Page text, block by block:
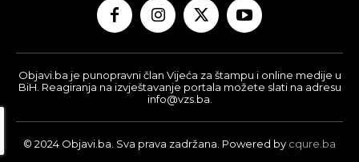
Objavi.ba je punopravni član Vijeća za štampu i online medije u
BiH. Reagiranja na izvještavanje portala možete slati na adresu
info@vzs.ba.
© 2024 Objavi.ba. Sva prava zadržana. Powered by cqure.ba